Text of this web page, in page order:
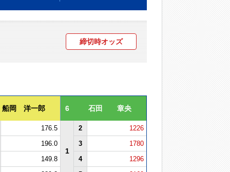
締切時オッズ
船岡 洋一郎 6 石田 章央
176.5
1
2
1226
196.0
3
1780
149.8
4
1296